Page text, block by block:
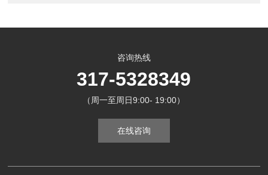
咨询热线
317-5328349
（周一至周日9:00- 19:00）
在线咨询